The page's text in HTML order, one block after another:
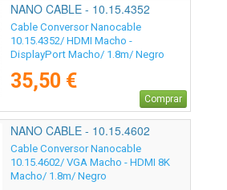
NANO CABLE - 10.15.4352
Cable Conversor Nanocable
10.15.4352/ HDMI Macho -
DisplayPort Macho/ 1.8m/ Negro
35,50 €
Comprar
NANO CABLE - 10.15.4602
Cable Conversor Nanocable
10.15.4602/ VGA Macho - HDMI 8K
Macho/ 1.8m/ Negro